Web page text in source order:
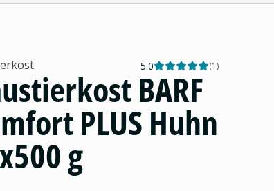
5.0 (1)
BARF
PLUS Huhn
g